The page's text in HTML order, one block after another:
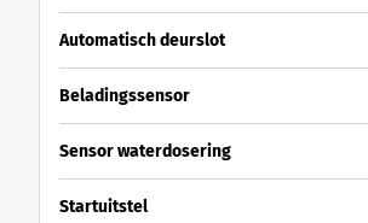
Automatisch deurslot
Beladingssensor
Sensor waterdosering
Startuitstel